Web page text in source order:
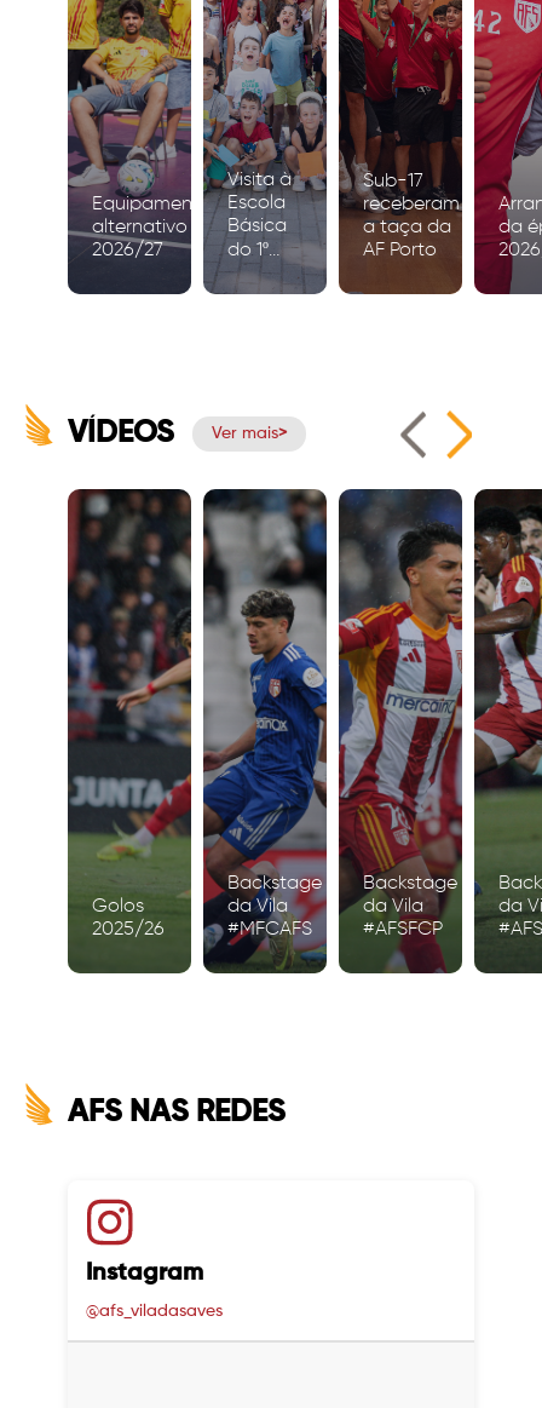
Equipamento
alternativo
2026/27
Visita à
Escola
Básica
do 1º
Ciclo de
Igreja
Sub-17
receberam
a taça da
AF Porto
da
VÍDEOS Ver mais
Golos
2025/26
Backstage
da Vila
#MFCAFS
Backstage
da Vila
#AFSFCP
da
AFS NAS REDES
Instagram
@afs_viladasaves